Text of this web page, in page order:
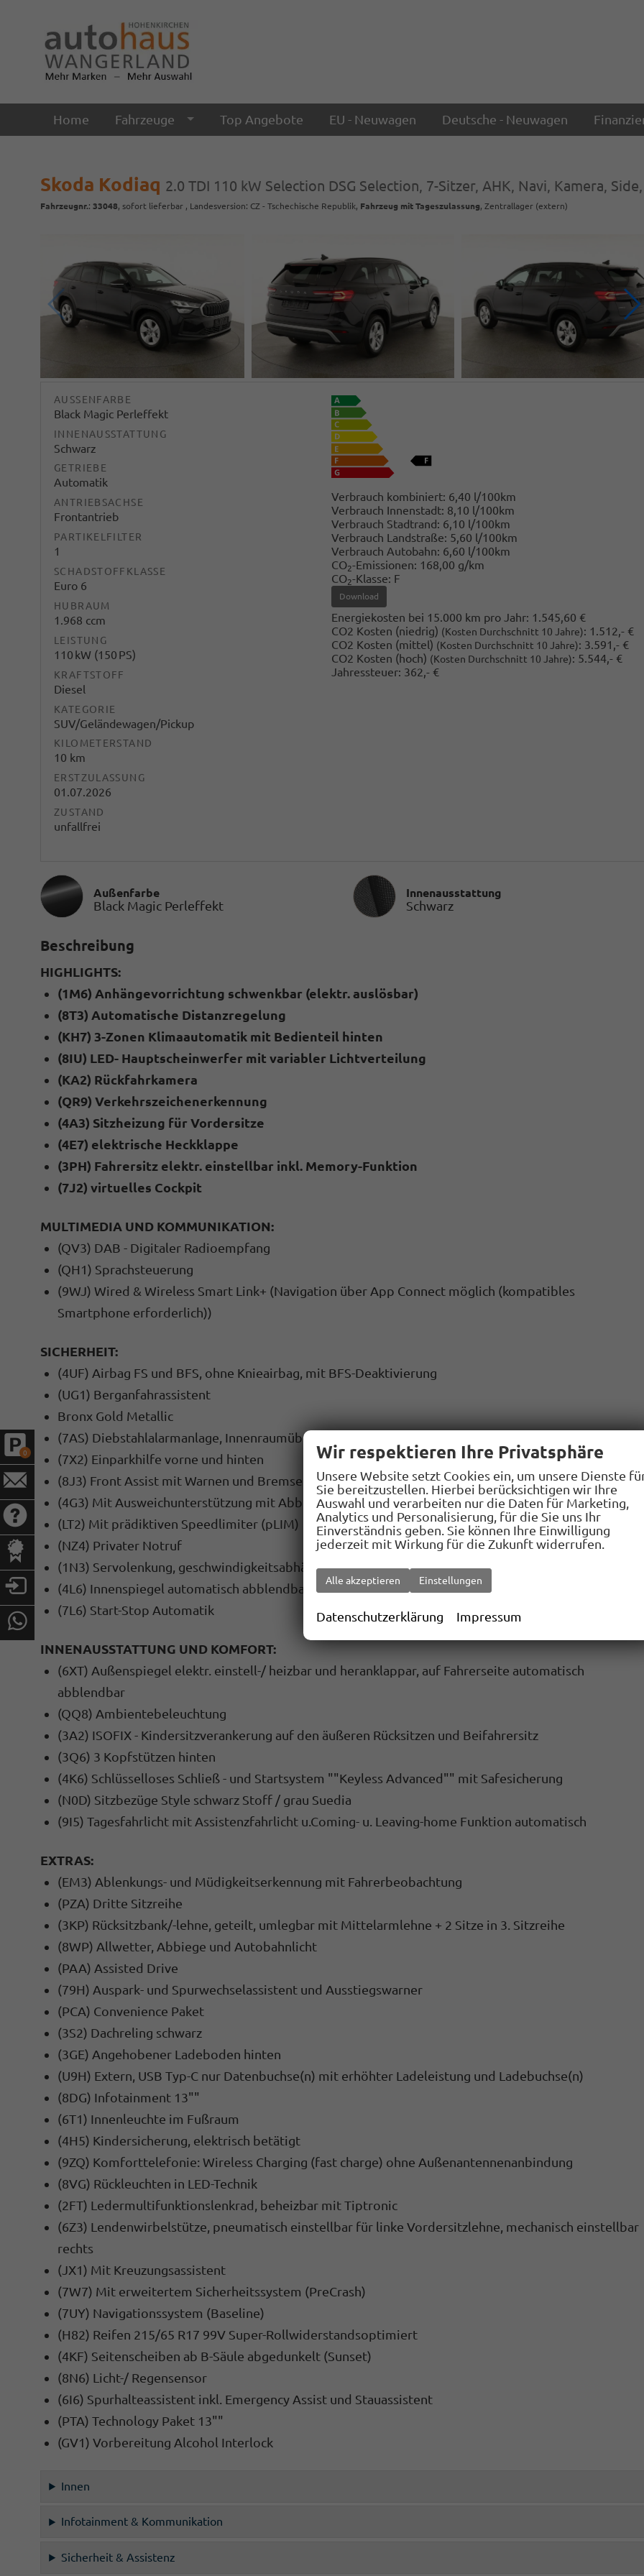
0
Home Fahrzeuge Top Angebote EU - Neuwagen Deutsche - Neuwagen
Skoda Kodiaq 2.0 TDI 110 kW Selection DSG Selection, 7-Sitzer, AHK, Navi, Kamera,
Fahrzeugnr.: 33048, sofort lieferbar , Landesversion: CZ - Tschechische Republik, Fahrzeug mit Tageszulassung, Zentrallager (extern)
AUSSENFARBE
Black Magic Perleffekt
INNENAUSSTATTUNG
Schwarz
GETRIEBE
Automatik
ANTRIEBSACHSE
Frontantrieb
PARTIKELFILTER
1
SCHADSTOFFKLASSE
Euro 6
HUBRAUM
1.968 ccm
LEISTUNG
110 kW (150 PS)
KRAFTSTOFF
Diesel
KATEGORIE
SUV/Geländewagen/Pickup
KILOMETERSTAND
10 km
ERSTZULASSUNG
01.07.2026
ZUSTAND
unfallfrei
Verbrauch kombiniert: 6,40 l/100km
Verbrauch Innenstadt: 8,10 l/100km
Verbrauch Stadtrand: 6,10 l/100km
Verbrauch Landstraße: 5,60 l/100km
Verbrauch Autobahn: 6,60 l/100km
CO2-Emissionen: 168,00 g/km
CO2-Klasse: F
Download
Energiekosten bei 15.000 km pro Jahr: 1.545,60 €
CO2 Kosten (niedrig) (Kosten Durchschnitt 10 Jahre): 1.512,- €
CO2 Kosten (mittel) (Kosten Durchschnitt 10 Jahre): 3.591,- €
CO2 Kosten (hoch) (Kosten Durchschnitt 10 Jahre): 5.544,- €
Jahressteuer: 362,- €
Außenfarbe
Black Magic Perleffekt
Innenausstattung
Innenausstattung
Schwarz
Beschreibung
HIGHLIGHTS:
(1M6) Anhängevorrichtung schwenkbar (elektr. auslösbar)
(8T3) Automatische Distanzregelung
(KH7) 3-Zonen Klimaautomatik mit Bedienteil hinten
(8IU) LED- Hauptscheinwerfer mit variabler Lichtverteilung
(KA2) Rückfahrkamera
(QR9) Verkehrszeichenerkennung
(4A3) Sitzheizung für Vordersitze
(4E7) elektrische Heckklappe
(3PH) Fahrersitz elektr. einstellbar inkl. Memory-Funktion
(7J2) virtuelles Cockpit
MULTIMEDIA UND KOMMUNIKATION:
(QV3) DAB - Digitaler Radioempfang
(QH1) Sprachsteuerung
(9WJ) Wired & Wireless Smart Link+ (Navigation über App Connect möglich (kompatibles
Smartphone erforderlich))
SICHERHEIT:
(4UF) Airbag FS und BFS, ohne Knieairbag, mit BFS-Deaktivierung
(UG1) Berganfahrassistent
Bronx Gold Metallic
(7AS) Diebstahlalarmanlage, Innenraumüber- wachung,Back-up-Horn und Abschleppschutz
(7X2) Einparkhilfe vorne und hinten
(8J3) Front Assist mit Warnen und Bremsen auf Fahrzeuge, Fußgänger und Radfahrer
(4G3) Mit Ausweichunterstützung mit Abbiegeassistent
(LT2) Mit prädiktiven Speedlimiter (pLIM)
(NZ4) Privater Notruf
(1N3) Servolenkung, geschwindigkeitsabhängig (Servotronic)
(4L6) Innenspiegel automatisch abblendbar
(7L6) Start-Stop Automatik
INNENAUSSTATTUNG UND KOMFORT:
(6XT) Außenspiegel elektr. einstell-/ heizbar und heranklappar, auf Fahrerseite automatisch
abblendbar
(QQ8) Ambientebeleuchtung
(3A2) ISOFIX - Kindersitzverankerung auf den äußeren Rücksitzen und Beifahrersitz
(3Q6) 3 Kopfstützen hinten
(4K6) Schlüsselloses Schließ - und Startsystem ""Keyless Advanced"" mit Safesicherung
(N0D) Sitzbezüge Style schwarz Stoff / grau Suedia
(9I5) Tagesfahrlicht mit Assistenzfahrlicht u.Coming- u. Leaving-home Funktion automatisch
EXTRAS:
(EM3) Ablenkungs- und Müdigkeitserkennung mit Fahrerbeobachtung
(PZA) Dritte Sitzreihe
(3KP) Rücksitzbank/-lehne, geteilt, umlegbar mit Mittelarmlehne + 2 Sitze in 3. Sitzreihe
(8WP) Allwetter, Abbiege und Autobahnlicht
(PAA) Assisted Drive
(79H) Auspark- und Spurwechselassistent und Ausstiegswarner
(PCA) Convenience Paket
(3S2) Dachreling schwarz
(3GE) Angehobener Ladeboden hinten
(U9H) Extern, USB Typ-C nur Datenbuchse(n) mit erhöhter Ladeleistung und Ladebuchse(n)
(8DG) Infotainment 13""
(6T1) Innenleuchte im Fußraum
(4H5) Kindersicherung, elektrisch betätigt
(9ZQ) Komforttelefonie: Wireless Charging (fast charge) ohne Außenantennenanbindung
(8VG) Rückleuchten in LED-Technik
(2FT) Ledermultifunktionslenkrad, beheizbar mit Tiptronic
(6Z3) Lendenwirbelstütze, pneumatisch einstellbar für linke Vordersitzlehne, mechanisch einstellbar
rechts
(JX1) Mit Kreuzungsassistent
(7W7) Mit erweitertem Sicherheitssystem (PreCrash)
(7UY) Navigationssystem (Baseline)
(H82) Reifen 215/65 R17 99V Super-Rollwiderstandsoptimiert
(4KF) Seitenscheiben ab B-Säule abgedunkelt (Sunset)
(8N6) Licht-/ Regensensor
(6I6) Spurhalteassistent inkl. Emergency Assist und Stauassistent
(PTA) Technology Paket 13""
(GV1) Vorbereitung Alcohol Interlock
Innen
Infotainment & Kommunikation
Sicherheit & Assistenz
Wir respektieren Ihre Privatsphäre
Unsere Website setzt Cookies ein, um unsere Dienste
Sie bereitzustellen. Hierbei berücksichtigen wir Ihre
Auswahl und verarbeiten nur die Daten für Marketing,
Analytics und Personalisierung, für die Sie uns Ihr
Einverständnis geben. Sie können Ihre Einwilligung
jederzeit mit Wirkung für die Zukunft widerrufen.
Alle akzeptieren Einstellungen
Datenschutzerklärung Impressum